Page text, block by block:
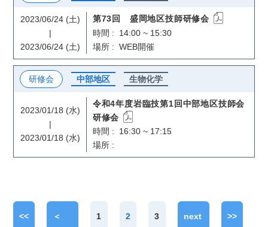
2023/06/24 (土)
|
2023/06/24 (土)
第73回 盛岡地区技師研修会
時間 : 14:00 ~ 15:30
場所 : WEB開催
研修会 中部地区 生物化学
2023/01/18 (水)
|
2023/01/18 (水)
令和4年度岩臨技第1回中部地区技師会
研修会
時間 : 16:30 ~ 17:15
場所 :
<< ＜ 1 2 3 next >>